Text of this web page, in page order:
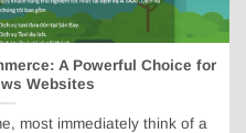
A Powerful Choice for
Websites
most immediately think of a